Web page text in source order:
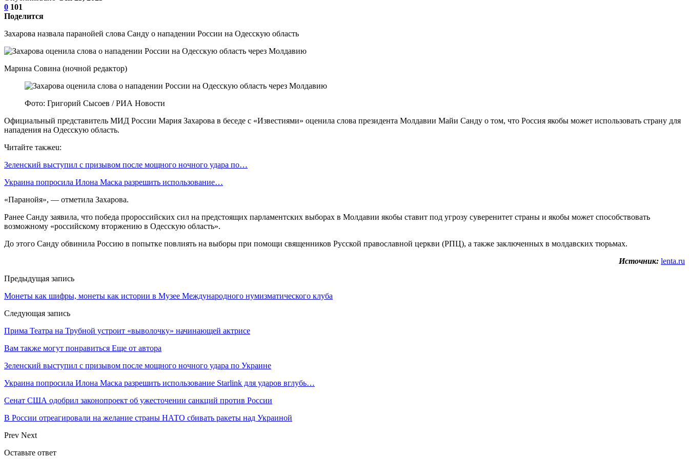
0 101
Поделится
Захарова назвала паранойей слова Санду о нападении России на Одесскую область
Марина Совина (ночной редактор)
Фото: Григорий Сысоев / РИА Новости
Официальный представитель МИД России Мария Захарова в беседе с «Известиями» оценила слова президента Молдавии Майи Санду о том, что Россия якобы может использовать страну для
нападения на Одесскую область.
Читайте такжеu:
Зеленский выступил с призывом после мощного ночного удара по…
Украина попросила Илона Маска разрешить использование…
«Паранойя», — отметила Захарова.
Ранее Санду заявила, что победа пророссийских сил на предстоящих парламентских выборах в Молдавии якобы ставит под угрозу суверенитет страны и якобы может способствовать
возможному «российскому вторжению в Одесскую область».
До этого Санду обвинила Россию в попытке повлиять на выборы при помощи священников Русской православной церкви (РПЦ), а также заключенных в молдавских тюрьмах.
Источник: lenta.ru
Предыдущая запись
Монеты как шифры, монеты как истории в Музее Международного нумизматического клуба
Следующая запись
Прима Театра на Трубной устроит «выволочку» начинающей актрисе
Вам также могут понравиться Еще от автора
Зеленский выступил с призывом после мощного ночного удара по Украине
Украина попросила Илона Маска разрешить использование Starlink для ударов вглубь…
Сенат США одобрил законопроект об ужесточении санкций против России
В России отреагировали на желание страны НАТО сбивать ракеты над Украиной
Prev Next
Оставьте ответ